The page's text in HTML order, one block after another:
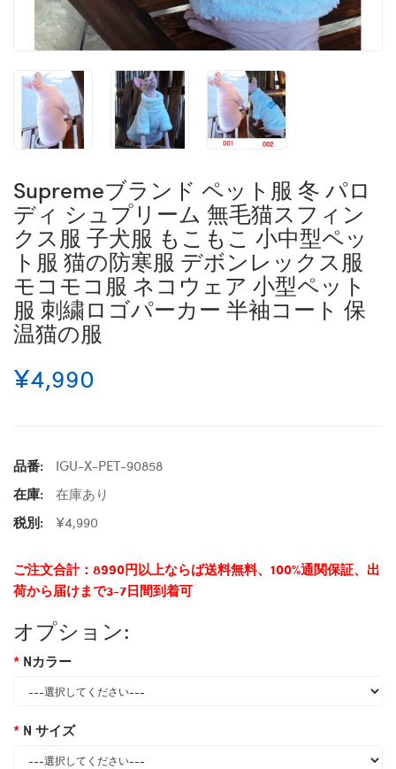
Supremeブランド ペット服 冬 パロ
ディ シュプリーム 無毛猫スフィン
クス服 子犬服 もこもこ 小中型ペッ
ト服 猫の防寒服 デボンレックス服
モコモコ服 ネコウェア 小型ペット
服 刺繍ロゴパーカー 半袖コート 保
温猫の服
¥4,990
品番:
IGU-X-PET-90858
在庫:
在庫あり
税別:
¥4,990
ご注文合計：8990円以上ならば送料無料、100%通関保証、出
荷から届けまで3-7日間到着可
オプション:
Nカラー
N サイズ